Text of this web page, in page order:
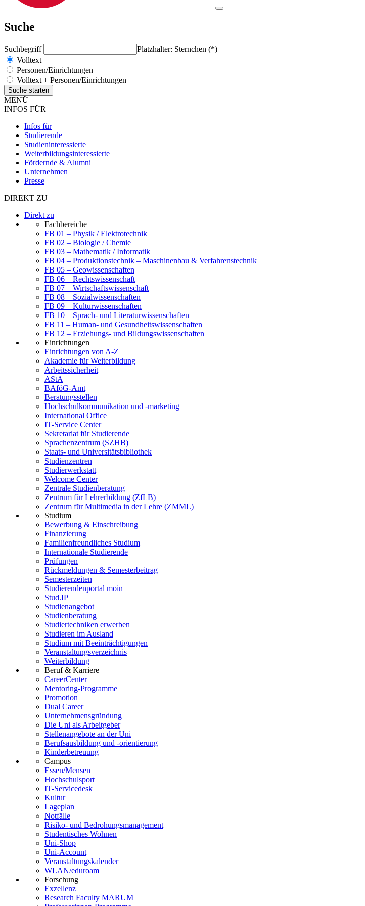
Suche
Suchbegriff
Platzhalter: Sternchen (*)
Volltext
Personen/Einrichtungen
Volltext + Personen/Einrichtungen
MENÜ
INFOS FÜR
Infos für
Studierende
Studieninteressierte
Weiterbildungsinteressierte
Fördernde & Alumni
Unternehmen
Presse
DIREKT ZU
Direkt zu
Fachbereiche
FB 01 – Physik / Elektrotechnik
FB 02 – Biologie / Chemie
FB 03 – Mathematik / Informatik
FB 04 – Produktionstechnik – Maschinenbau & Verfahrenstechnik
FB 05 – Geowissenschaften
FB 06 – Rechtswissenschaft
FB 07 – Wirtschaftswissenschaft
FB 08 – Sozialwissenschaften
FB 09 – Kulturwissenschaften
FB 10 – Sprach- und Literaturwissenschaften
FB 11 – Human- und Gesundheitswissenschaften
FB 12 – Erziehungs- und Bildungswissenschaften
Einrichtungen
Einrichtungen von A-Z
Akademie für Weiterbildung
Arbeitssicherheit
AStA
BAföG-Amt
Beratungsstellen
Hochschulkommunikation und -marketing
International Office
IT-Service Center
Sekretariat für Studierende
Sprachenzentrum (SZHB)
Staats- und Universitätsbibliothek
Studienzentren
Studierwerkstatt
Welcome Center
Zentrale Studienberatung
Zentrum für Lehrerbildung (ZfLB)
Zentrum für Multimedia in der Lehre (ZMML)
Studium
Bewerbung & Einschreibung
Finanzierung
Familienfreundliches Studium
Internationale Studierende
Prüfungen
Rückmeldungen & Semesterbeitrag
Semesterzeiten
Studierendenportal moin
Stud.IP
Studienangebot
Studienberatung
Studiertechniken erwerben
Studieren im Ausland
Studium mit Beeinträchtigungen
Veranstaltungsverzeichnis
Weiterbildung
Beruf & Karriere
CareerCenter
Mentoring-Programme
Promotion
Dual Career
Unternehmensgründung
Die Uni als Arbeitgeber
Stellenangebote an der Uni
Berufsausbildung und -orientierung
Kinderbetreuung
Campus
Essen/Mensen
Hochschulsport
IT-Servicedesk
Kultur
Lageplan
Notfälle
Risiko- und Bedrohungsmanagement
Studentisches Wohnen
Uni-Shop
Uni-Account
Veranstaltungskalender
WLAN/eduroam
Forschung
Exzellenz
Research Faculty MARUM